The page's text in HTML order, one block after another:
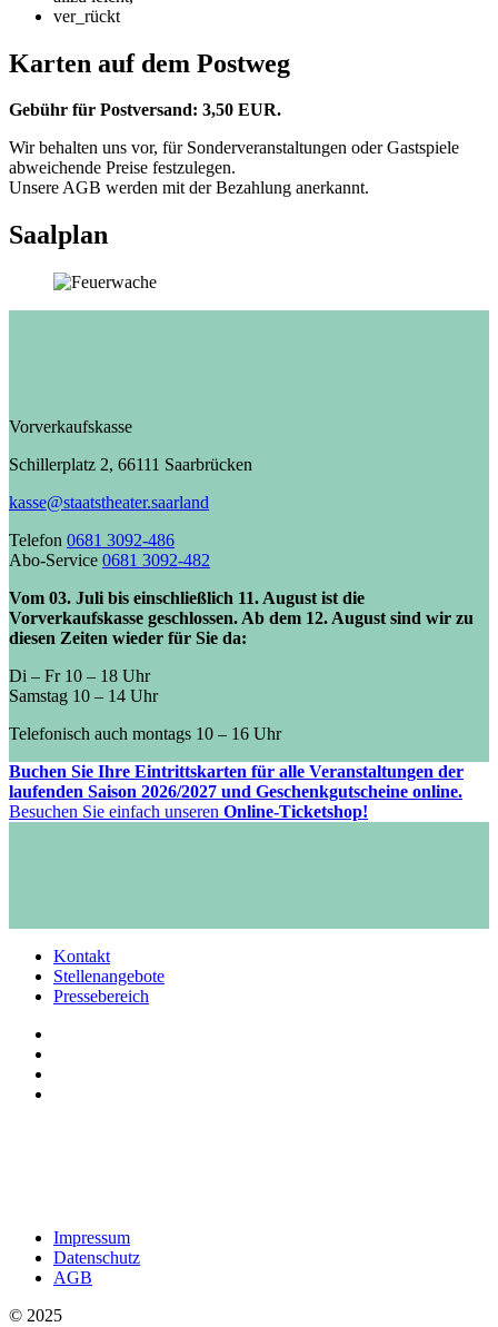
ver_rückt
Karten auf dem Postweg
Gebühr für Postversand: 3,50 EUR.
Wir behalten uns vor, für Sonderveranstaltungen oder Gastspiele
abweichende Preise festzulegen.
Unsere AGB werden mit der Bezahlung anerkannt.
Saalplan
Vorverkaufskasse
Schillerplatz 2, 66111 Saarbrücken
kasse@staatstheater.saarland
Telefon 0681 3092-486
Abo-Service 0681 3092-482
Vom 03. Juli bis einschließlich 11. August ist die
Vorverkaufskasse geschlossen. Ab dem 12. August sind wir zu
diesen Zeiten wieder für Sie da:
Di – Fr 10 – 18 Uhr
Samstag 10 – 14 Uhr
Telefonisch auch montags 10 – 16 Uhr
Buchen Sie Ihre Eintrittskarten für alle Veranstaltungen der
laufenden Saison 2026/2027 und Geschenkgutscheine online.
Besuchen Sie einfach unseren Online-Ticketshop!
Kontakt
Stellenangebote
Pressebereich
Impressum
Datenschutz
AGB
© 2025